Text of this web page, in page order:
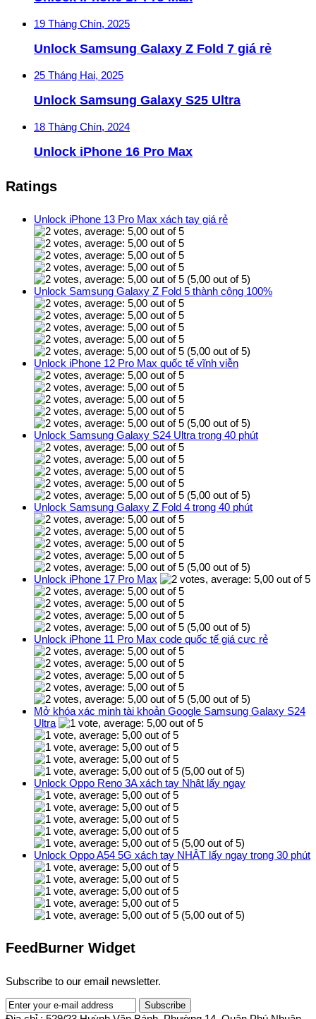
19 Tháng Chín, 2025
Unlock Samsung Galaxy Z Fold 7 giá rẻ
25 Tháng Hai, 2025
Unlock Samsung Galaxy S25 Ultra
18 Tháng Chín, 2024
Unlock iPhone 16 Pro Max
Ratings
Unlock iPhone 13 Pro Max xách tay giá rẻ
(5,00 out of 5)
Unlock Samsung Galaxy Z Fold 5 thành công 100%
(5,00 out of 5)
Unlock iPhone 12 Pro Max quốc tế vĩnh viễn
(5,00 out of 5)
Unlock Samsung Galaxy S24 Ultra trong 40 phút
(5,00 out of 5)
Unlock Samsung Galaxy Z Fold 4 trong 40 phút
(5,00 out of 5)
Unlock iPhone 17 Pro Max
(5,00 out of 5)
Unlock iPhone 11 Pro Max code quốc tế giá cực rẻ
(5,00 out of 5)
Mở khóa xác minh tài khoản Google Samsung Galaxy S24
Ultra
(5,00 out of 5)
Unlock Oppo Reno 3A xách tay Nhật lấy ngay
(5,00 out of 5)
Unlock Oppo A54 5G xách tay NHẬT lấy ngay trong 30 phút
(5,00 out of 5)
FeedBurner Widget
Subscribe to our email newsletter.